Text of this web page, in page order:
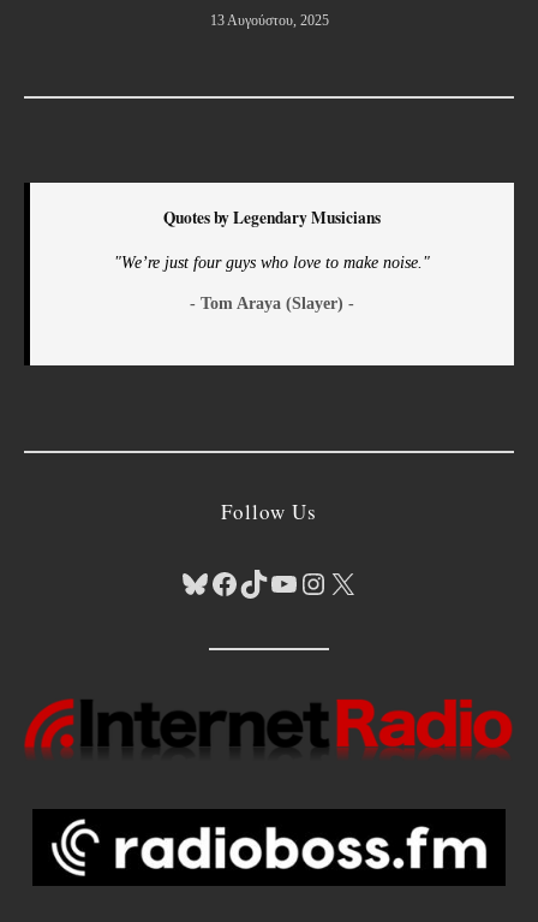
13 Αυγούστου, 2025
Quotes by Legendary Musicians
"We’re just four guys who love to make noise."
- Tom Araya (Slayer) -
Follow Us